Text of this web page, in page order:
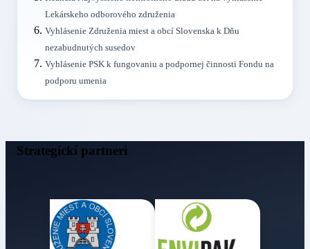
Lekárskeho odborového združenia
Vyhlásenie Združenia miest a obcí Slovenska k Dňu
nezabudnutých susedov
Vyhlásenie PSK k fungovaniu a podpornej činnosti Fondu na
podporu umenia
Strategickí partneri